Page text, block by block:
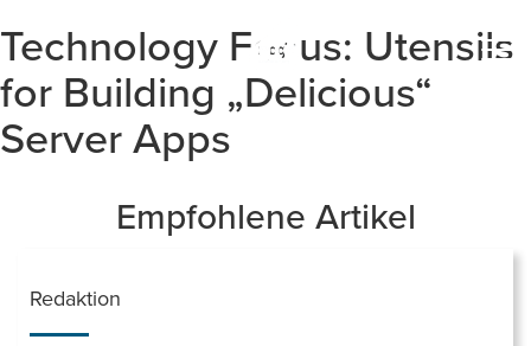
Technology Focus: Utensils
for Building „Delicious“
Server Apps
Empfohlene Artikel
Redaktion